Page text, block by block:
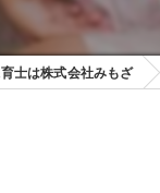
士は株式会社みもざ